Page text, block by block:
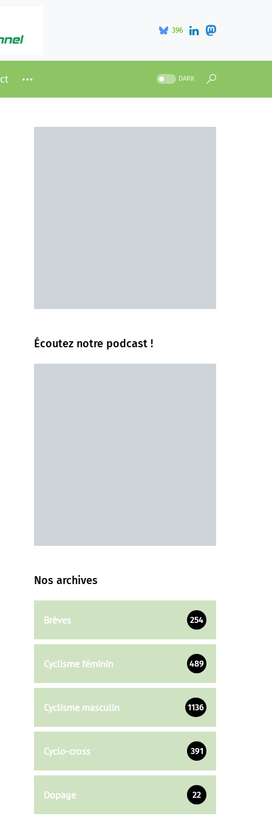
396
DARK
Écoutez notre podcast !
Nos archives
Brèves 254
Cyclisme féminin 489
Cyclisme masculin 1136
Cyclo-cross 391
Dopage 22